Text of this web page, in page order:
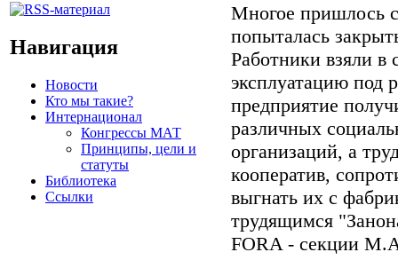
Навигация
Новости
Кто мы такие?
Интернационал
Конгрессы МАТ
Принципы, цели и
статуты
Библиотека
Ссылки
Многое пришлось
попыталась
Работники взяли в
эксплуатацию под
предприятие
различных
организаций, а
кооператив,
выгнать их с
трудящимся
FORA - секции